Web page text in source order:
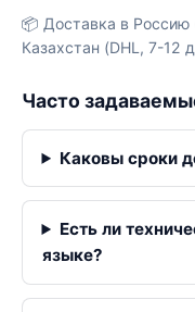
📦 Доставка в Россию
Казахстан (DHL, 7-12
Часто
Каковы сроки
Есть ли
языке?